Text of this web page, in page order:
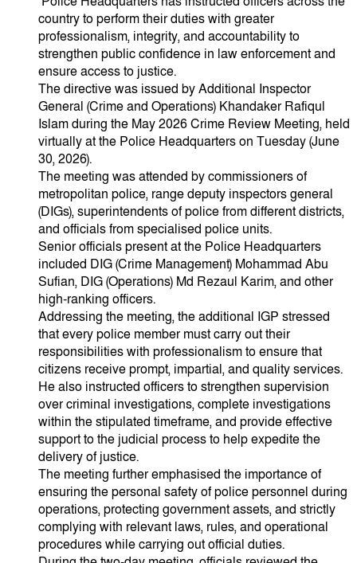
country to perform their duties with greater
professionalism, integrity, and accountability to
strengthen public confidence in law enforcement and
ensure access to justice.
The directive was issued by Additional Inspector
General (Crime and Operations) Khandaker Rafiqul
Islam during the May 2026 Crime Review Meeting, held
virtually at the Police Headquarters on Tuesday (June
30, 2026).
The meeting was attended by commissioners of
metropolitan police, range deputy inspectors general
(DIGs), superintendents of police from different districts,
and officials from specialised police units.
Senior officials present at the Police Headquarters
included DIG (Crime Management) Mohammad Abu
Sufian, DIG (Operations) Md Rezaul Karim, and other
high-ranking officers.
Addressing the meeting, the additional IGP stressed
that every police member must carry out their
responsibilities with professionalism to ensure that
citizens receive prompt, impartial, and quality services.
He also instructed officers to strengthen supervision
over criminal investigations, complete investigations
within the stipulated timeframe, and provide effective
support to the judicial process to help expedite the
delivery of justice.
The meeting further emphasised the importance of
ensuring the personal safety of police personnel during
operations, protecting government assets, and strictly
complying with relevant laws, rules, and operational
procedures while carrying out official duties.